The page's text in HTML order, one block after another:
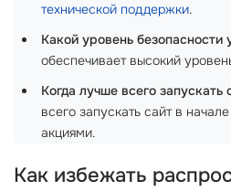
технической поддержки.
Какой уровень безопасности
обеспечивает высокий
Когда лучше всего запускать
всего запускать сайт в
акциями.
Как избежать